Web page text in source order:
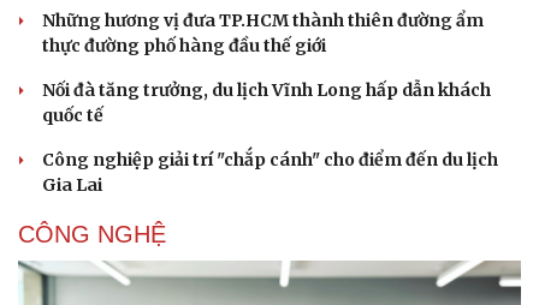
Làm đẹp - giảm cân
Phòng mạch online
Những hương vị đưa TP.HCM thành thiên đường ẩm
thực đường phố hàng đầu thế giới
Nối đà tăng trưởng, du lịch Vĩnh Long hấp dẫn khách
quốc tế
Công nghiệp giải trí "chắp cánh" cho điểm đến du lịch
Gia Lai
CÔNG NGHỆ